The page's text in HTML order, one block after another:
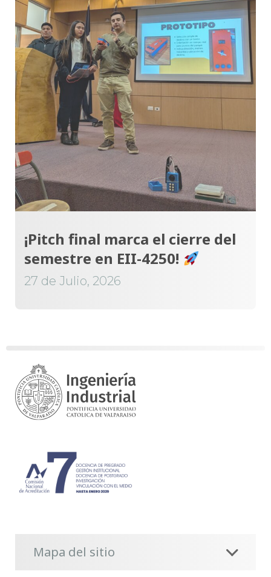
¡Pitch final marca el cierre del
semestre en EII-4250!
27 de Julio, 2026
Mapa del sitio